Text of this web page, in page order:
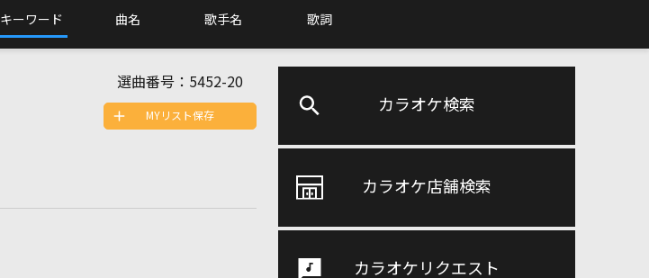
キーワード 曲名 歌手名 歌詞
カラオケ検索
カラオケ店舗検索
カラオケリクエスト
選曲番号： 5452-20
MYリスト保存